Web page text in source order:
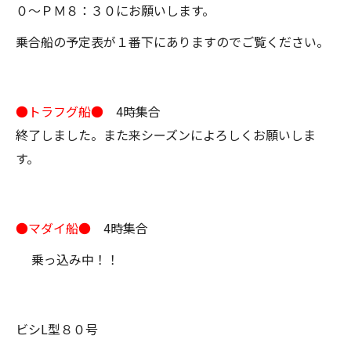
０～ＰＭ８：３０にお願いします。
乗合船の予定表が１番下にありますのでご覧ください。
●トラフグ船● 4時集合
終了しました。また来シーズンによろしくお願いしま
す。
●マダイ船● 4時集合
乗っ込み中！！
ビシL型８０号